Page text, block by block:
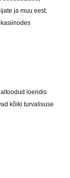
ja muu eest.
loendis
kõiki turvalisuse